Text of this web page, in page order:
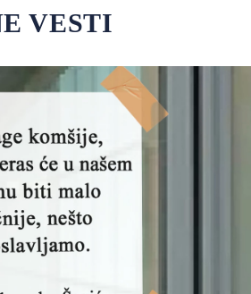
VESTI